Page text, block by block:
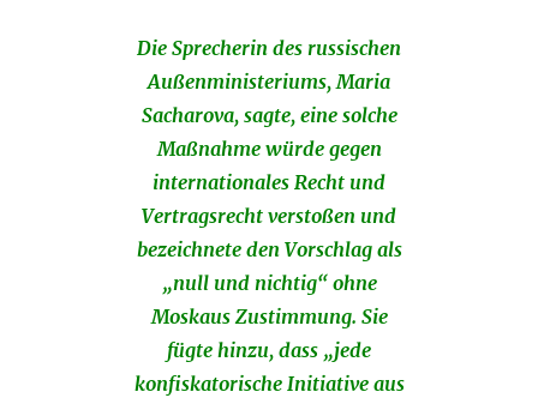
Die Sprecherin des russischen
Außenministeriums, Maria
Sacharova, sagte, eine solche
Maßnahme würde gegen
internationales Recht und
Vertragsrecht verstoßen und
bezeichnete den Vorschlag als
„null und nichtig“ ohne
Moskaus Zustimmung. Sie
fügte hinzu, dass „jede
konfiskatorische Initiative aus